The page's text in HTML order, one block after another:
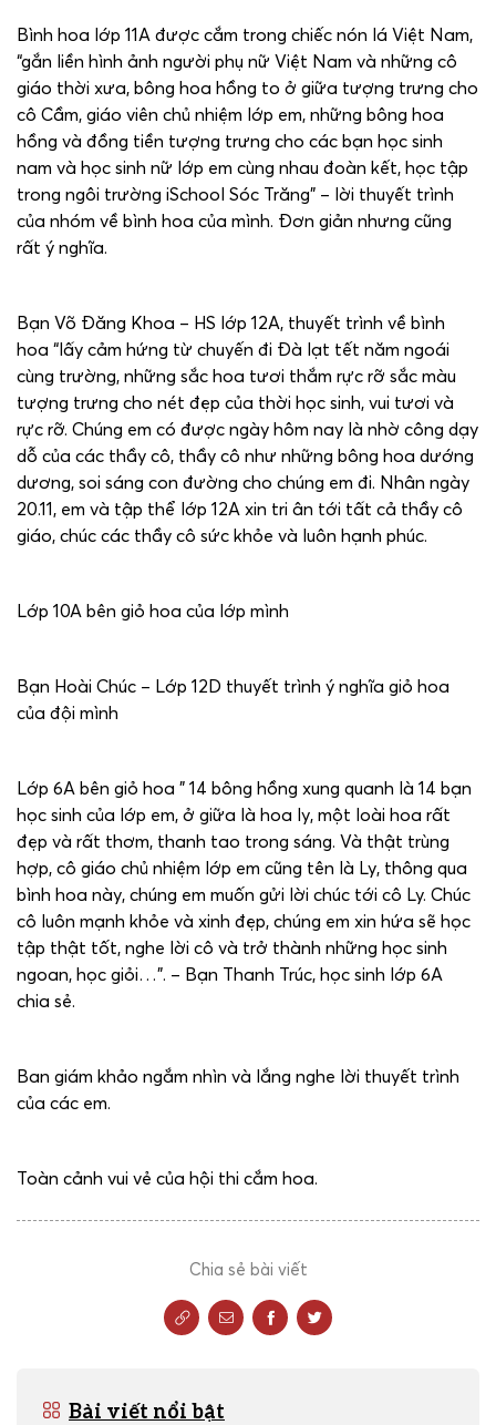
Bình hoa lớp 11A được cắm trong chiếc nón lá Việt Nam,
“gắn liền hình ảnh người phụ nữ Việt Nam và những cô
giáo thời xưa, bông hoa hồng to ở giữa tượng trưng cho
cô Cầm, giáo viên chủ nhiệm lớp em, những bông hoa
hồng và đồng tiền tượng trưng cho các bạn học sinh
nam và học sinh nữ lớp em cùng nhau đoàn kết, học tập
trong ngôi trường iSchool Sóc Trăng” – lời thuyết trình
của nhóm về bình hoa của mình. Đơn giản nhưng cũng
rất ý nghĩa.
Bạn Võ Đăng Khoa – HS lớp 12A, thuyết trình về bình
hoa “lấy cảm hứng từ chuyến đi Đà lạt tết năm ngoái
cùng trường, những sắc hoa tươi thắm rực rỡ sắc màu
tượng trưng cho nét đẹp của thời học sinh, vui tươi và
rực rỡ. Chúng em có được ngày hôm nay là nhờ công dạy
dỗ của các thầy cô, thầy cô như những bông hoa dướng
dương, soi sáng con đường cho chúng em đi. Nhân ngày
20.11, em và tập thể lớp 12A xin tri ân tới tất cả thầy cô
giáo, chúc các thầy cô sức khỏe và luôn hạnh phúc.
Lớp 10A bên giỏ hoa của lớp mình
Bạn Hoài Chúc – Lớp 12D thuyết trình ý nghĩa giỏ hoa
của đội mình
Lớp 6A bên giỏ hoa ” 14 bông hồng xung quanh là 14 bạn
học sinh của lớp em, ở giữa là hoa ly, một loài hoa rất
đẹp và rất thơm, thanh tao trong sáng. Và thật trùng
hợp, cô giáo chủ nhiệm lớp em cũng tên là Ly, thông qua
bình hoa này, chúng em muốn gửi lời chúc tới cô Ly. Chúc
cô luôn mạnh khỏe và xinh đẹp, chúng em xin hứa sẽ học
tập thật tốt, nghe lời cô và trở thành những học sinh
ngoan, học giỏi…”. – Bạn Thanh Trúc, học sinh lớp 6A
chia sẻ.
Ban giám khảo ngắm nhìn và lắng nghe lời thuyết trình
của các em.
Toàn cảnh vui vẻ của hội thi cắm hoa.
Chia sẻ bài viết
Bài viết nổi bật